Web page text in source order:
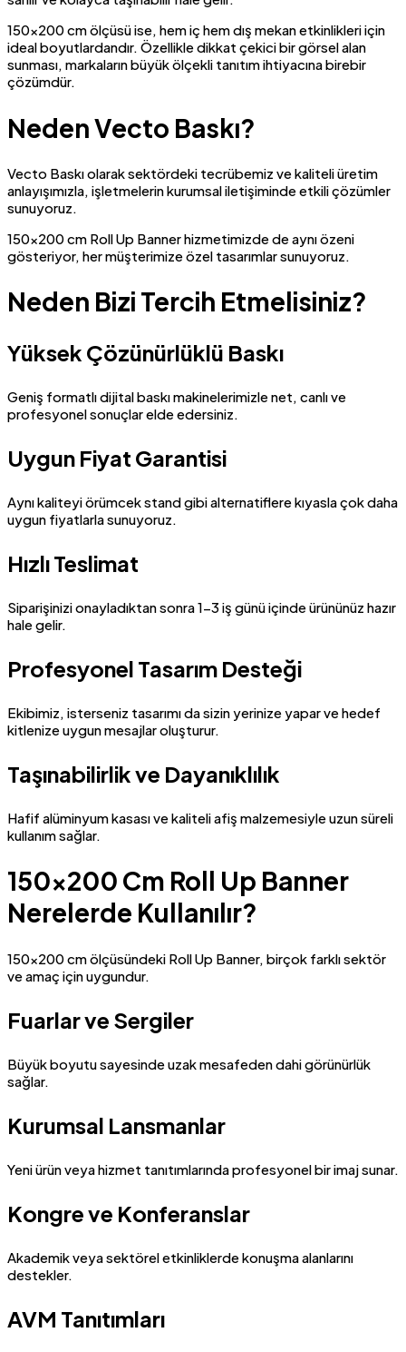
150×200 cm ölçüsü ise, hem iç hem dış mekan etkinlikleri için
ideal boyutlardandır. Özellikle dikkat çekici bir görsel alan
sunması, markaların büyük ölçekli tanıtım ihtiyacına birebir
çözümdür.
Neden Vecto Baskı?
Vecto Baskı olarak sektördeki tecrübemiz ve kaliteli üretim
anlayışımızla, işletmelerin kurumsal iletişiminde etkili çözümler
sunuyoruz.
150×200 cm Roll Up Banner hizmetimizde de aynı özeni
gösteriyor, her müşterimize özel tasarımlar sunuyoruz.
Neden Bizi Tercih Etmelisiniz?
Yüksek Çözünürlüklü Baskı
Geniş formatlı dijital baskı makinelerimizle net, canlı ve
profesyonel sonuçlar elde edersiniz.
Uygun Fiyat Garantisi
Aynı kaliteyi örümcek stand gibi alternatiflere kıyasla çok daha
uygun fiyatlarla sunuyoruz.
Hızlı Teslimat
Siparişinizi onayladıktan sonra 1-3 iş günü içinde ürününüz hazır
hale gelir.
Profesyonel Tasarım Desteği
Ekibimiz, isterseniz tasarımı da sizin yerinize yapar ve hedef
kitlenize uygun mesajlar oluşturur.
Taşınabilirlik ve Dayanıklılık
Hafif alüminyum kasası ve kaliteli afiş malzemesiyle uzun süreli
kullanım sağlar.
150×200 Cm Roll Up Banner
Nerelerde Kullanılır?
150×200 cm ölçüsündeki Roll Up Banner, birçok farklı sektör
ve amaç için uygundur.
Fuarlar ve Sergiler
Büyük boyutu sayesinde uzak mesafeden dahi görünürlük
sağlar.
Kurumsal Lansmanlar
Yeni ürün veya hizmet tanıtımlarında profesyonel bir imaj sunar.
Kongre ve Konferanslar
Akademik veya sektörel etkinliklerde konuşma alanlarını
destekler.
AVM Tanıtımları